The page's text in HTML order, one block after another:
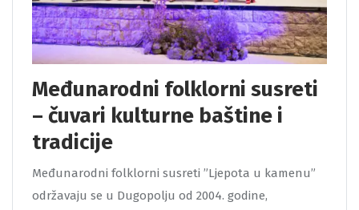
Međunarodni folklorni susreti
– čuvari kulturne baštine i
tradicije
Međunarodni folklorni susreti ”Ljepota u kamenu”
održavaju se u Dugopolju od 2004. godine,